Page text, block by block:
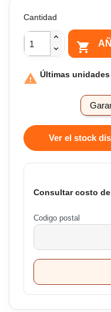
Cantidad

 Últimas
Ver el stock
Consultar costo
Codigo postal